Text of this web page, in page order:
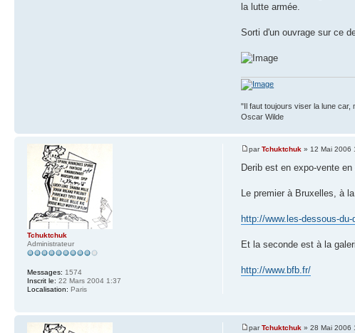
la lutte armée.
Sorti d'un ouvrage sur ce
"Il faut toujours viser la lune
Oscar Wilde
parTchuktchuk » 12 Mai 2006
Derib est en expo-vente
Le premier à Bruxelles, à
http://www.les-dessous-
Et la seconde est à la
http://www.bfb.fr/
Tchuktchuk
Administrateur
Messages: 1574
Inscrit le: 22 Mars 2004 1:37
Localisation: Paris
parTchuktchuk » 28 Mai 2006